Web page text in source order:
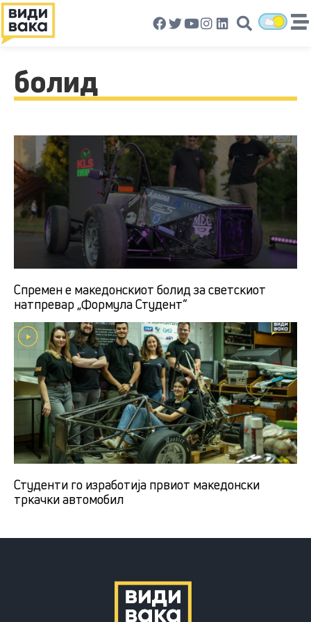
болид
Спремен е македонскиот болид за светскиот
натпревар „Формула Студент“
Студенти го изработија првиот македонски
тркачки автомобил